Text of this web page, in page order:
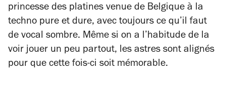
princesse des platines venue de Belgique à la
techno pure et dure, avec toujours ce qu’il faut
de vocal sombre. Même si on a l’habitude de la
voir jouer un peu partout, les astres sont alignés
pour que cette fois-ci soit mémorable.